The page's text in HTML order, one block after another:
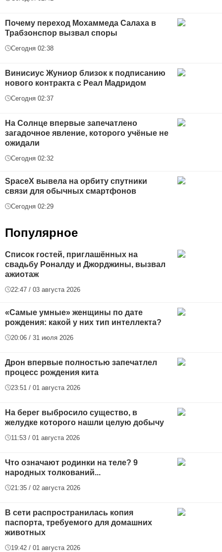
Почему переход Мохаммеда Салаха в
Трабзонспор вызвал споры
Сегодня 02:38
Винисиус Жуниор близок к подписанию
нового контракта с Реал Мадридом
Сегодня 02:37
На Солнце впервые запечатлено
загадочное явление, которого учёные не
ожидали
Сегодня 02:32
SpaceX вывела на орбиту спутники
связи для обычных смартфонов
Сегодня 02:29
Популярное
Список гостей, приглашённых на
свадьбу Роналду и Джорджины, вызвал
ажиотаж
22:47 / 03 августа 2026
«Самые умные» женщины по дате
рождения: какой у них тип интеллекта?
20:06 / 31 июля 2026
Дрон впервые полностью запечатлел
процесс рождения кита
23:51 / 01 августа 2026
На берег выбросило существо, в
желудке которого нашли целую добычу
11:53 / 01 августа 2026
Что означают родинки на теле? 9
народных толкований...
21:35 / 02 августа 2026
В сети распространилась копия
паспорта, требуемого для домашних
животных
19:42 / 01 августа 2026